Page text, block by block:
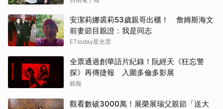
安潔莉娜裘莉53歲親哥出櫃！ 詹姆斯海文
前妻節目親證：我是同志
ETtoday星光雲
全票通過創華語片紀錄！阮經天《狂忘警
探》再傳捷報 入圍多倫多影展
鏡報
觀看數破3000萬！展榮展瑞父親節「送大